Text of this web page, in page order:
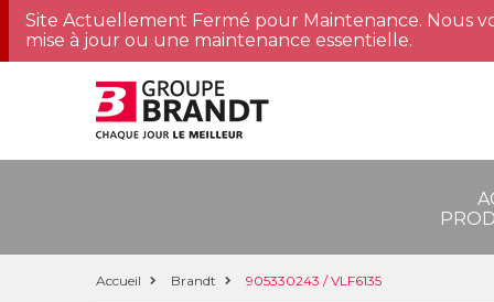
Site Actuellement Fermé pour Maintenance. Nous
mise à jour ou une maintenance essentielle.
Accueil Brandt 905330243 / VLF6135